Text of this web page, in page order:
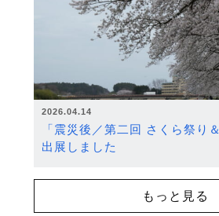
2026.04.14
「震災後／第二回 さくら祭り
出展しました
もっと見る